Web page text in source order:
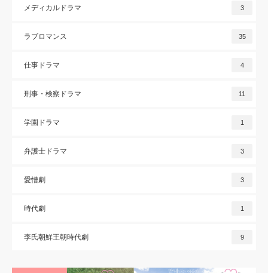
メディカルドラマ 3
ラブロマンス 35
仕事ドラマ 4
刑事・検察ドラマ 11
学園ドラマ 1
弁護士ドラマ 3
愛憎劇 3
時代劇 1
李氏朝鮮王朝時代劇 9